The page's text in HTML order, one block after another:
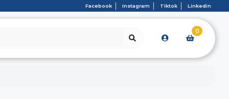
Facebook Instagram Tiktok Linkedin
0